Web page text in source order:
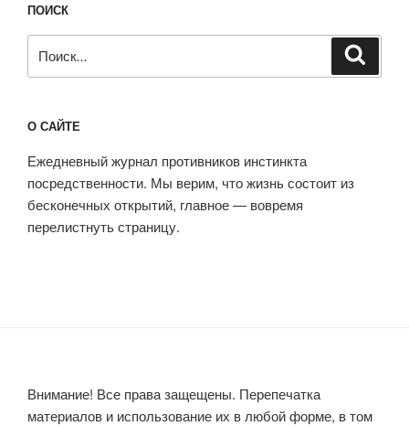
ПОИСК
О САЙТЕ
Ежедневный журнал противников инстинкта
посредственности. Мы верим, что жизнь состоит из
бесконечных открытий, главное — вовремя
перелистнуть страницу.
Внимание! Все права защещены. Перепечатка
материалов и использование их в любой форме, в том